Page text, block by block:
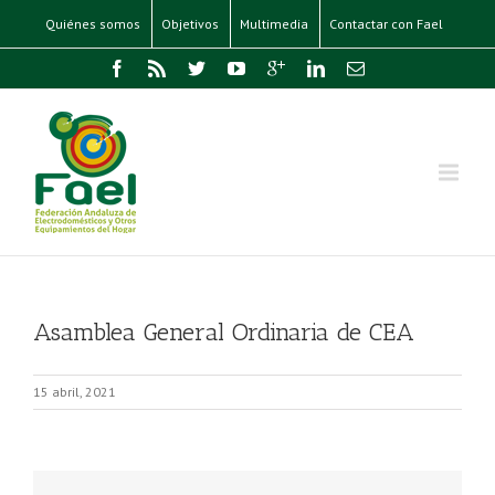
Quiénes somos Objetivos Multimedia Contactar con Fael
Asamblea General Ordinaria de CEA
15 abril, 2021